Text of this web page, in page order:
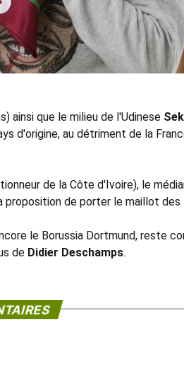
ainsi que le milieu de l'Udinese
d'origine, au détriment de la
de la Côte d'Ivoire), le
proposition de porter le maillot des
le Borussia Dortmund, reste
de Didier Deschamps.